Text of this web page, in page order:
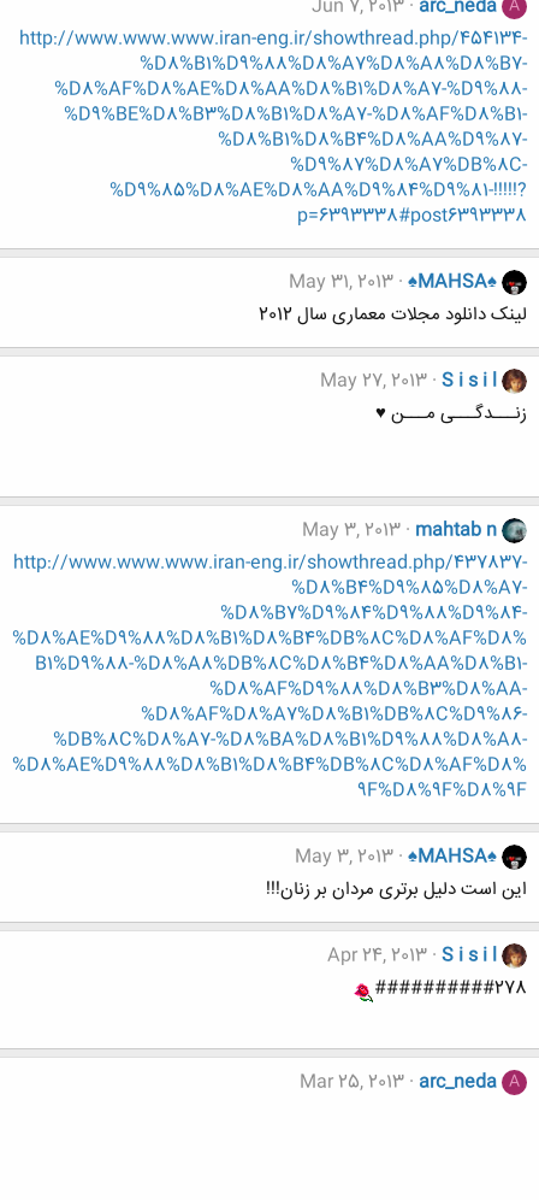
A
arc_neda
Jun 7, 2013
http://www.www.www.iran-eng.ir/showthread.php/454134-
%D8%B1%D9%88%D8%A7%D8%A8%D8%B7-
%D8%AF%D8%AE%D8%AA%D8%B1%D8%A7-%D9%88-
%D9%BE%D8%B3%D8%B1%D8%A7-%D8%AF%D8%B1-
%D8%B1%D8%B4%D8%AA%D9%87-
%D9%87%D8%A7%DB%8C-
%D9%85%D8%AE%D8%AA%D9%84%D9%81-!!!!!?
p=6393338#post6393338
♠MAHSA♠
May 31, 2013
لینک دانلود مجلات معماری سال 2012
S i s i l
May 27, 2013
زنـــدگـــی مـــن ♥
mahtab n
May 3, 2013
http://www.www.www.iran-eng.ir/showthread.php/437837-
%D8%B4%D9%85%D8%A7-
%D8%B7%D9%84%D9%88%D9%84-
%D8%AE%D9%88%D8%B1%D8%B4%DB%8C%D8%AF%D8%
B1%D9%88-%D8%A8%DB%8C%D8%B4%D8%AA%D8%B1-
%D8%AF%D9%88%D8%B3%D8%AA-
%D8%AF%D8%A7%D8%B1%DB%8C%D9%86-
%DB%8C%D8%A7-%D8%BA%D8%B1%D9%88%D8%A8-
%D8%AE%D9%88%D8%B1%D8%B4%DB%8C%D8%AF%D8%
9F%D8%9F%D8%9F
♠MAHSA♠
May 3, 2013
این است دلیل برتری مردان بر زنان!!!
S i s i l
Apr 24, 2013
##########278
A
arc_neda
Mar 25, 2013